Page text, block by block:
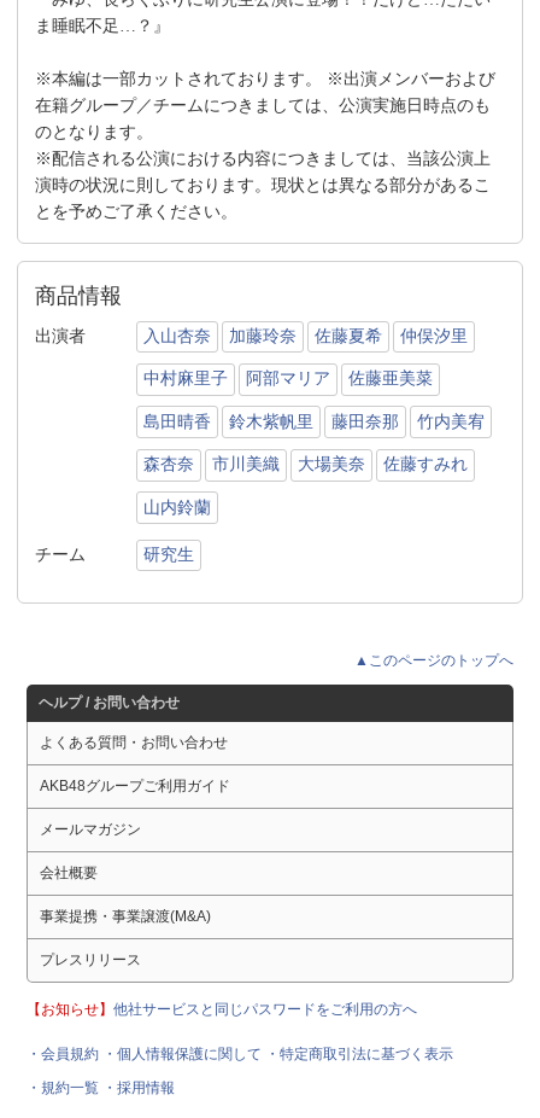
ま睡眠不足…？』
※本編は一部カットされております。 ※出演メンバーおよび
在籍グループ／チームにつきましては、公演実施日時点のも
のとなります。
※配信される公演における内容につきましては、当該公演上
演時の状況に則しております。現状とは異なる部分があるこ
とを予めご了承ください。
商品情報
出演者 入山杏奈 加藤玲奈 佐藤夏希 仲俣汐里
中村麻里子 阿部マリア 佐藤亜美菜
島田晴香 鈴木紫帆里 藤田奈那 竹内美宥
森杏奈 市川美織 大場美奈 佐藤すみれ
山内鈴蘭
チーム 研究生
▲このページのトップへ
ヘルプ / お問い合わせ
よくある質問・お問い合わせ
AKB48グループご利用ガイド
メールマガジン
会社概要
事業提携・事業譲渡(M&A)
プレスリリース
【お知らせ】他社サービスと同じパスワードをご利用の方へ
・会員規約 ・個人情報保護に関して
・特定商取引法に基づく表示
・規約一覧 ・採用情報